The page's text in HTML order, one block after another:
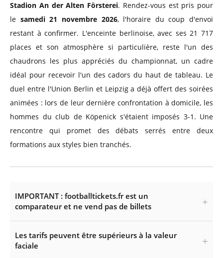
Stadion An der Alten Försterei. Rendez-vous est pris pour
le samedi 21 novembre 2026, l'horaire du coup d'envoi
restant à confirmer. L'enceinte berlinoise, avec ses 21 717
places et son atmosphère si particulière, reste l'un des
chaudrons les plus appréciés du championnat, un cadre
idéal pour recevoir l'un des cadors du haut de tableau. Le
duel entre l'Union Berlin et Leipzig a déjà offert des soirées
animées : lors de leur dernière confrontation à domicile, les
hommes du club de Köpenick s'étaient imposés 3-1. Une
rencontre qui promet des débats serrés entre deux
formations aux styles bien tranchés.
IMPORTANT : footballtickets.fr est un
comparateur et ne vend pas de billets
Les tarifs peuvent être supérieurs à la valeur
faciale